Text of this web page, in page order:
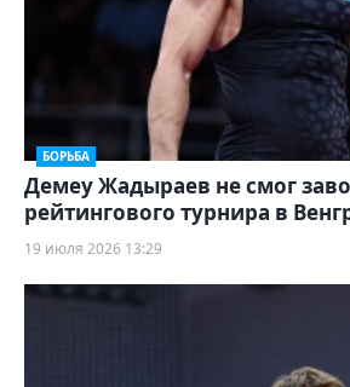
БОРЬБА
Демеу Жадыраев не смог
рейтингового турнира в
19 июля 2026 13:29